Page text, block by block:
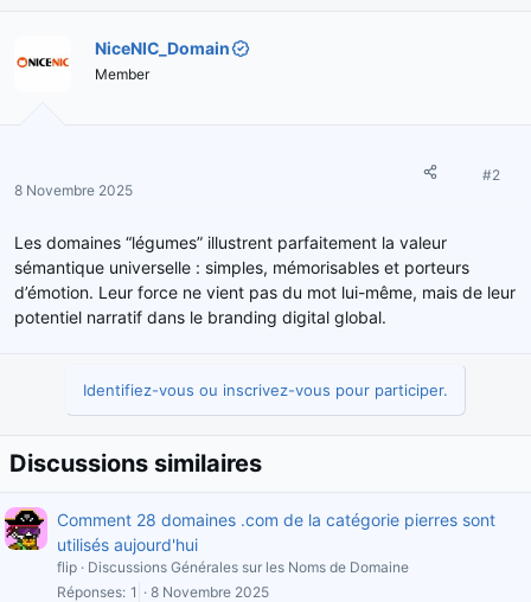
:
NiceNIC_Domain
Member
8 Novembre 2025
#2
Les domaines “légumes” illustrent parfaitement la valeur
sémantique universelle : simples, mémorisables et porteurs
d’émotion. Leur force ne vient pas du mot lui-même, mais de leur
potentiel narratif dans le branding digital global.
Identifiez-vous ou inscrivez-vous pour participer.
Discussions similaires
Comment 28 domaines .com de la catégorie pierres sont
utilisés aujourd'hui
flip
Discussions Générales sur les Noms de Domaine
Réponses 1 8 Novembre 2025